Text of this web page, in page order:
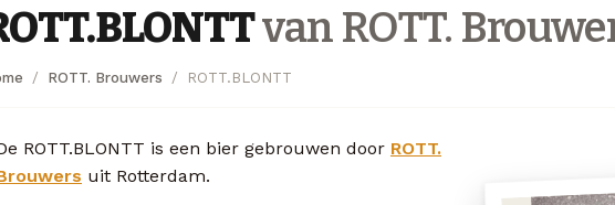
van ROTT.
ROTT. Brouwers ROTT.BLONTT
ROTT.BLONTT is een bier gebrouwen door ROTT.
uit Rotterdam.